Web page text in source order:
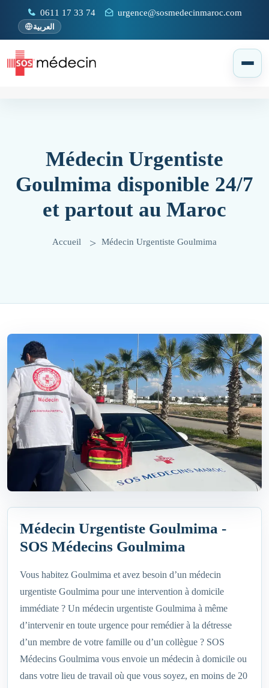
0611 17 33 74 urgence@sosmedecinmaroc.com
العربية
Médecin Urgentiste
Goulmima disponible 24/7
et partout au Maroc
Accueil Médecin Urgentiste Goulmima
Médecin Urgentiste Goulmima -
SOS Médecins Goulmima
Vous habitez Goulmima et avez besoin d’un médecin
urgentiste Goulmima pour une intervention à domicile
immédiate ? Un médecin urgentiste Goulmima à même
d’intervenir en toute urgence pour remédier à la détresse
d’un membre de votre famille ou d’un collègue ? SOS
Médecins Goulmima vous envoie un médecin à domicile ou
dans votre lieu de travail où que vous soyez, en moins de 20